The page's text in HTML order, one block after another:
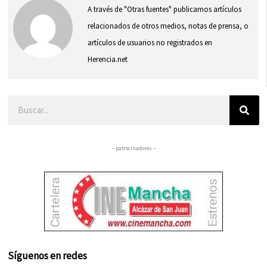
A través de "Otras fuentes" publicamos artículos
relacionados de otros medios, notas de prensa, o
artículos de usuarios no registrados en
Herencia.net
– patrocinadores –
Síguenos en redes